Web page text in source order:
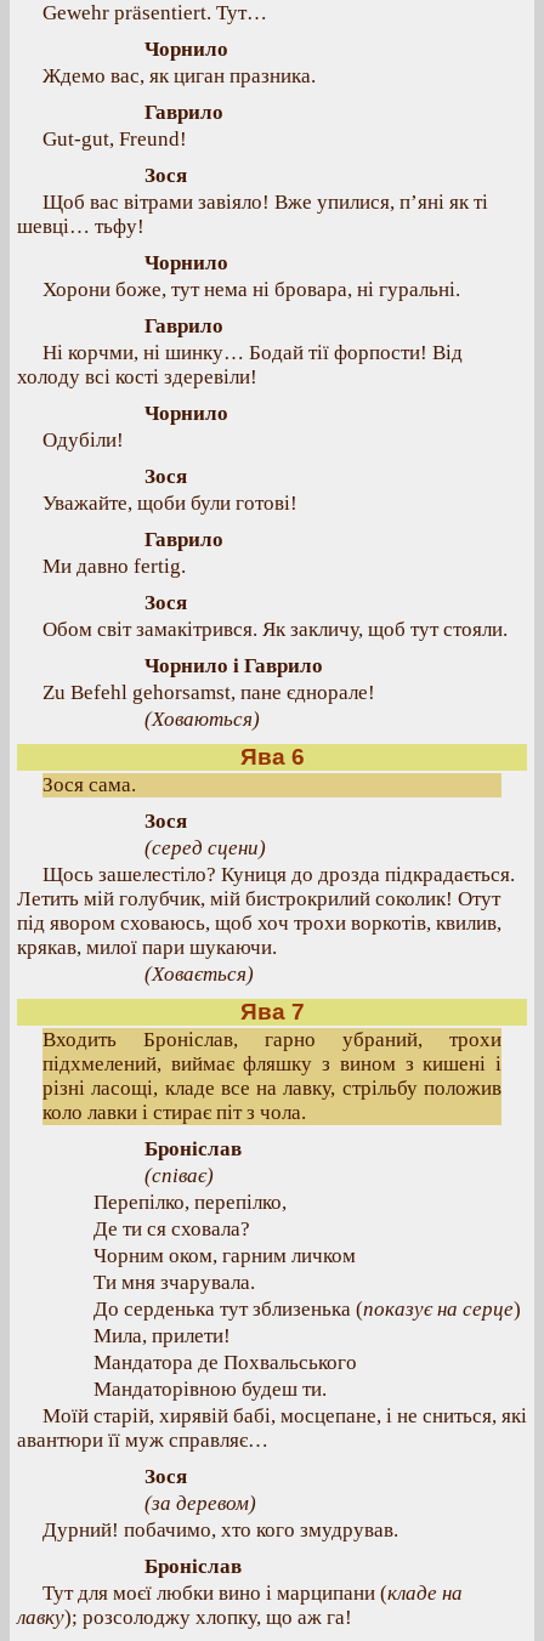
Gewehr präsentiert. Тут…
Чорнило
Ждемо вас, як циган празника.
Гаврило
Gut-gut, Freund!
Зося
Щоб вас вітрами завіяло! Вже упилися, п’яні як ті
шевці… тьфу!
Чорнило
Хорони боже, тут нема ні бровара, ні гуральні.
Гаврило
Ні корчми, ні шинку… Бодай тії форпости! Від
холоду всі кості здеревіли!
Чорнило
Одубіли!
Зося
Уважайте, щоби були готові!
Гаврило
Ми давно fertig.
Зося
Обом світ замакітрився. Як закличу, щоб тут стояли.
Чорнило і Гаврило
Zu Befehl gehorsamst, пане єднорале!
(Ховаються)
Ява 6
Зося сама.
Зося
(серед сцени)
Щось зашелестіло? Куниця до дрозда підкрадається.
Летить мій голубчик, мій бистрокрилий соколик! Отут
під явором сховаюсь, щоб хоч трохи воркотів, квилив,
крякав, милої пари шукаючи.
(Ховається)
Ява 7
Входить Броніслав, гарно убраний, трохи
підхмелений, виймає фляшку з вином з кишені і
різні ласощі, кладе все на лавку, стрільбу положив
коло лавки і стирає піт з чола.
Броніслав
(співає)
Перепілко, перепілко,
Де ти ся сховала?
Чорним оком, гарним личком
Ти мня зчарувала.
До серденька тут зблизенька (показує на серце)
Мила, прилети!
Мандатора де Похвальського
Мандаторівною будеш ти.
Моїй старій, хирявій бабі, мосцепане, і не сниться, які
авантюри її муж справляє…
Зося
(за деревом)
Дурний! побачимо, хто кого змудрував.
Броніслав
Тут для моєї любки вино і марципани (кладе на
лавку); розсолоджу хлопку, що аж га!